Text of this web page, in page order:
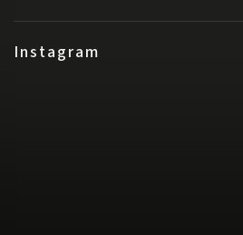
Instagram